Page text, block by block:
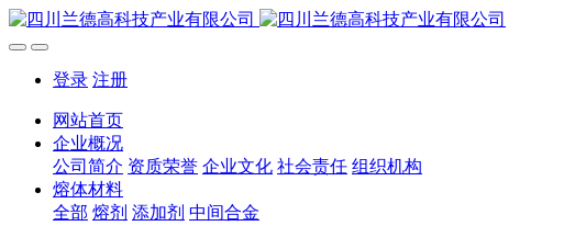
登录 注册
网站首页
企业概况
公司简介 资质荣誉 企业文化 社会责任 组织机构
熔体材料
全部 熔剂 添加剂 中间合金